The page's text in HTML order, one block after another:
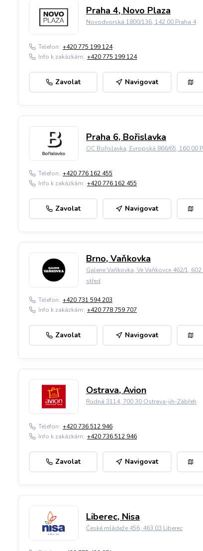
Praha 4, Novo Plaza
Novodvorská 1800/136, 142 00 Praha 4
Telefon: +420 775 199 124
Info k zakázkám: +420 775 199 124
Zavolat Navigovat
Praha 6, Bořislavka
OC Bořislavka, Evropská 866/65, 160 00
Telefon: +420 776 162 455
Info k zakázkám: +420 776 162 455
Zavolat Navigovat
Brno, Vaňkovka
Galerie Vaňkovka, Ve Vaňkovce 462/1,
střed
Telefon: +420 731 594 203
Info k zakázkám: +420 778 759 707
Zavolat Navigovat
Ostrava, Avion
Rudná 3114, 700 30 Ostrava-jih-Zábřeh
Telefon: +420 736 512 946
Info k zakázkám: +420 736 512 946
Zavolat Navigovat
Liberec, Nisa
České mládeže 456, 463 03 Liberec